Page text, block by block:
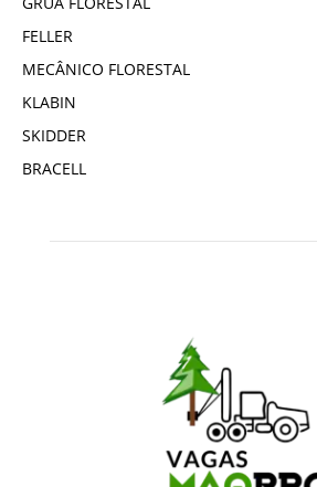
FELLER
MECÂNICO FLORESTAL
KLABIN
SKIDDER
BRACELL